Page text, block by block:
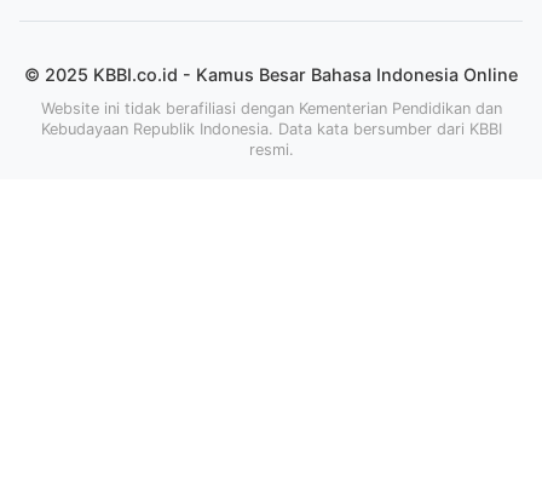
© 2025 KBBI.co.id - Kamus Besar Bahasa Indonesia Online
Website ini tidak berafiliasi dengan Kementerian Pendidikan dan
Kebudayaan Republik Indonesia. Data kata bersumber dari KBBI
resmi.